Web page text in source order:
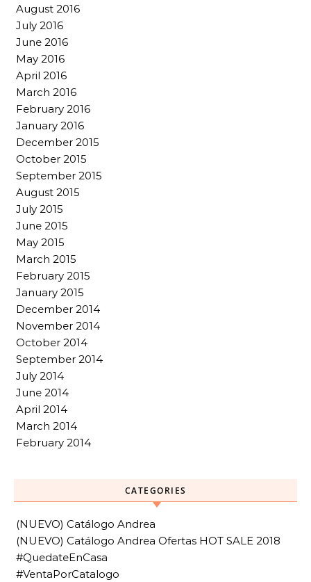
August 2016
July 2016
June 2016
May 2016
April 2016
March 2016
February 2016
January 2016
December 2015
October 2015
September 2015
August 2015
July 2015
June 2015
May 2015
March 2015
February 2015
January 2015
December 2014
November 2014
October 2014
September 2014
July 2014
June 2014
April 2014
March 2014
February 2014
CATEGORIES
(NUEVO) Catálogo Andrea
(NUEVO) Catálogo Andrea Ofertas HOT SALE 2018
#QuedateEnCasa
#VentaPorCatalogo